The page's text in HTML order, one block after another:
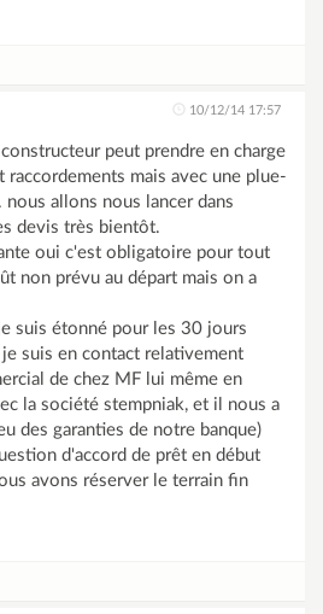
10/12/14 17:57
peut prendre en charge
raccordements mais avec une plue-
allons nous lancer dans
devis très bientôt.
oui c'est obligatoire pour tout
non prévu au départ mais on a
suis étonné pour les 30 jours
suis en contact relativement
de chez MF lui même en
la société stempniak, et il nous a
des garanties de notre banque)
d'accord de prêt en début
avons réserver le terrain fin